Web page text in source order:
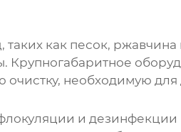
как песок,
Крупногабаритное
необходимую для
и